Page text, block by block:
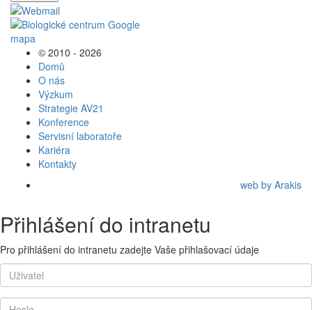
© 2010 - 2026
Domů
O nás
Výzkum
Strategie AV21
Konference
Servisní laboratoře
Kariéra
Kontakty
web by Arakis
Přihlášení do intranetu
Pro přihlášení do intranetu zadejte Vaše přihlašovací údaje